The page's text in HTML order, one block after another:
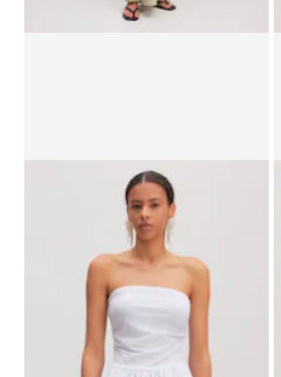
49.90 CHF 19.90 CHF